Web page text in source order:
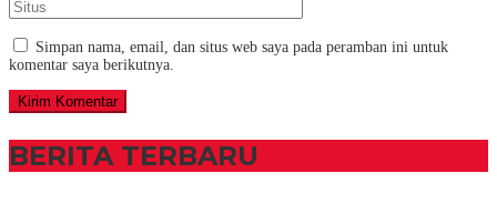
Simpan nama, email, dan situs web saya pada peramban ini untuk
komentar saya berikutnya.
BERITA TERBARU